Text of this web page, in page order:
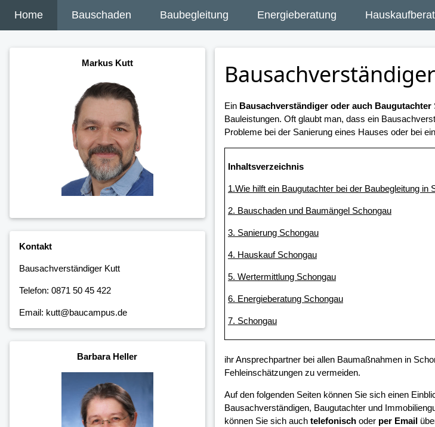
Home Bauschaden Baubegleitung Energieberatung
Markus Kutt
Kontakt
Bausachverständiger Kutt
Telefon: 0871 50 45 422
Email: kutt@baucampus.de
Barbara Heller
Ein Bausachverständiger oder auch Baugutachter
Bauleistungen. Oft glaubt man, dass ein
Probleme bei der Sanierung eines Hauses oder bei
Inhaltsverzeichnis
1.Wie hilft ein Baugutachter bei der Baubegleitung in
2. Bauschaden und Baumängel Schongau
3. Sanierung Schongau
4. Hauskauf Schongau
5. Wertermittlung Schongau
6. Energieberatung Schongau
7. Schongau
ihr Ansprechpartner bei allen Baumaßnahmen in
Fehleinschätzungen zu vermeiden.
Auf den folgenden Seiten können Sie sich einen
Bausachverständigen, Baugutachter und
können Sie sich auch telefonischoder per Email